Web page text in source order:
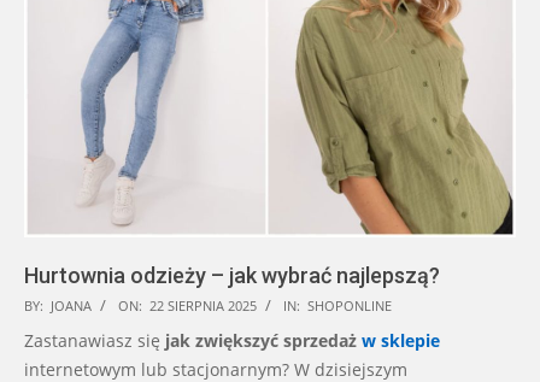
Hurtownia odzieży – jak wybrać najlepszą?
2025-
08-
22
BY: JOANA ON: 22 SIERPNIA 2025 IN: SHOPONLINE
Zastanawiasz się jak zwiększyć sprzedaż w sklepie
internetowym lub stacjonarnym? W dzisiejszym